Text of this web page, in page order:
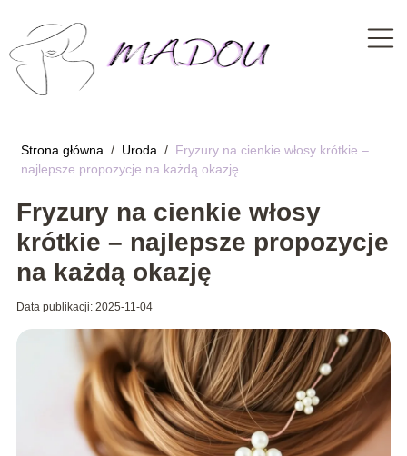
Strona główna / Uroda / Fryzury na cienkie włosy krótkie –
najlepsze propozycje na każdą okazję
Fryzury na cienkie włosy
krótkie – najlepsze propozycje
na każdą okazję
Data publikacji: 2025-11-04